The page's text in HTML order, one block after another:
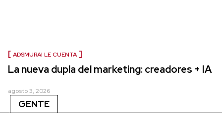
ADSMURAI LE CUENTA
La nueva dupla del marketing: creadores + IA
agosto 3, 2026
GENTE